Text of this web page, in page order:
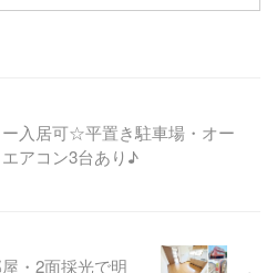
入居可☆平置き駐車場・オー
エアコン3台あり♪
・2面採光で明